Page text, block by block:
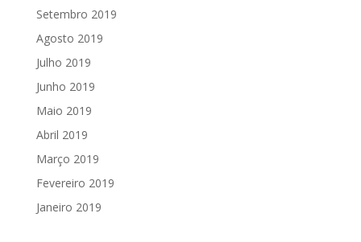
Setembro 2019
Agosto 2019
Julho 2019
Junho 2019
Maio 2019
Abril 2019
Março 2019
Fevereiro 2019
Janeiro 2019